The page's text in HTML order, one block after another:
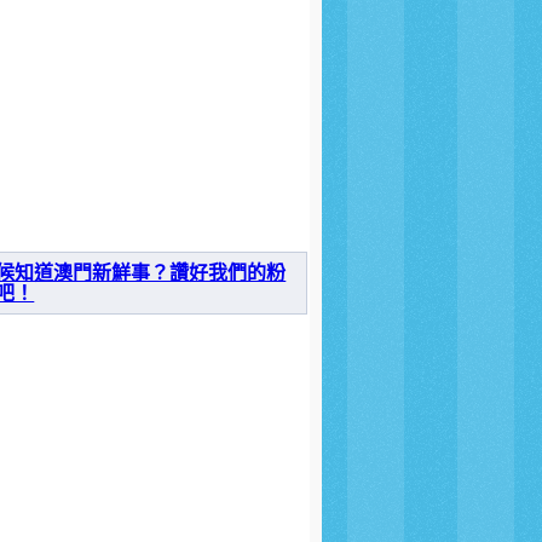
知道澳門新鮮事？讚好我們的粉
！